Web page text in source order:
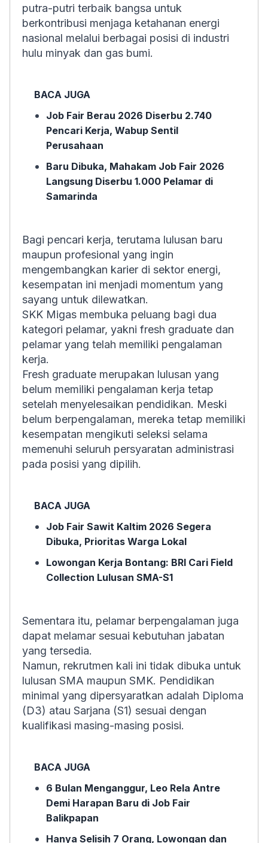
putra-putri terbaik bangsa untuk
berkontribusi menjaga ketahanan energi
nasional melalui berbagai posisi di industri
hulu minyak dan gas bumi.
BACA JUGA
Job Fair Berau 2026 Diserbu 2.740
Pencari Kerja, Wabup Sentil
Perusahaan
Baru Dibuka, Mahakam Job Fair 2026
Langsung Diserbu 1.000 Pelamar di
Samarinda
Bagi pencari kerja, terutama lulusan baru
maupun profesional yang ingin
mengembangkan karier di sektor energi,
kesempatan ini menjadi momentum yang
sayang untuk dilewatkan.
SKK Migas membuka peluang bagi dua
kategori pelamar, yakni fresh graduate dan
pelamar yang telah memiliki pengalaman
kerja.
Fresh graduate merupakan lulusan yang
belum memiliki pengalaman kerja tetap
setelah menyelesaikan pendidikan. Meski
belum berpengalaman, mereka tetap memiliki
kesempatan mengikuti seleksi selama
memenuhi seluruh persyaratan administrasi
pada posisi yang dipilih.
BACA JUGA
Job Fair Sawit Kaltim 2026 Segera
Dibuka, Prioritas Warga Lokal
Lowongan Kerja Bontang: BRI Cari Field
Collection Lulusan SMA-S1
Sementara itu, pelamar berpengalaman juga
dapat melamar sesuai kebutuhan jabatan
yang tersedia.
Namun, rekrutmen kali ini tidak dibuka untuk
lulusan SMA maupun SMK. Pendidikan
minimal yang dipersyaratkan adalah Diploma
(D3) atau Sarjana (S1) sesuai dengan
kualifikasi masing-masing posisi.
BACA JUGA
6 Bulan Menganggur, Leo Rela Antre
Demi Harapan Baru di Job Fair
Balikpapan
Hanya Selisih 7 Orang, Lowongan dan